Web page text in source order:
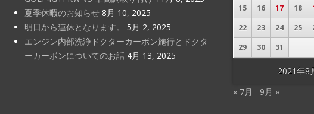
夏季休暇のお知らせ 8月 10, 2025
明日から連休となります。
5月 2, 2025
エンジン内部洗浄ドクターカーボン施行とドクタ
ーカーボンについてのお話 4月 13, 2025
2021年8
15
16 17 18
22
23 24 25
29
30 31
« 7月 9月 »